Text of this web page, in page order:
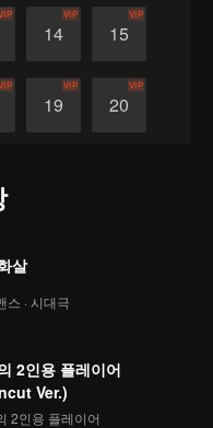
14
VIP
15
VIP
19
VIP
20
VIP
살
스 · 시대극
2인용 플레이어
Ver.)
2인용 플레이어